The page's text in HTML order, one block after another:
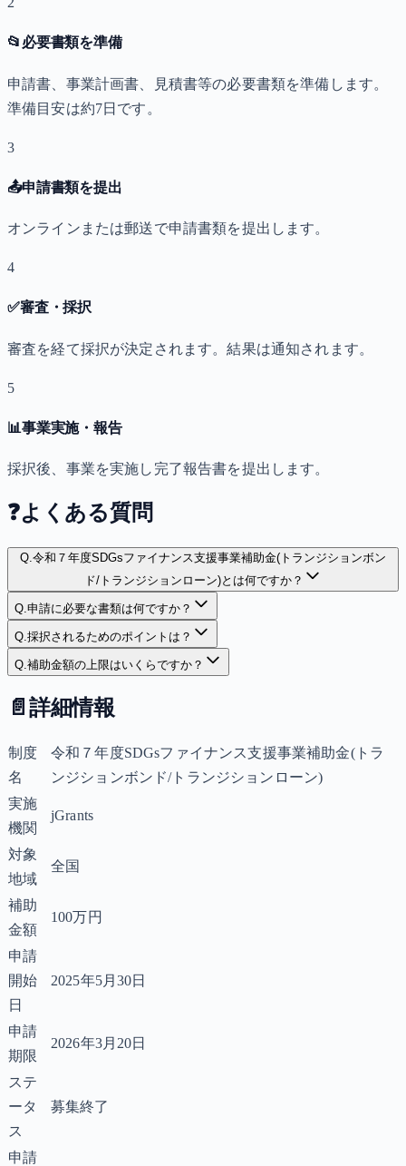
📂 必要書類を準備
申請書、事業計画書、見積書等の必要書類を準備します。
準備目安は約7日です。
3
📤申請書類を提出
オンラインまたは郵送で申請書類を提出します。
4
✅審査・採択
審査を経て採択が決定されます。結果は通知されます。
5
📊事業実施・報告
採択後、事業を実施し完了報告書を提出します。
❓よくある質問
Q.令和７年度SDGsファイナンス支援事業補助金(トランジションボン
ド/トランジションローン)とは何ですか？
Q.申請に必要な書類は何ですか？
Q.採択されるためのポイントは？
Q.補助金額の上限はいくらですか？
📄 詳細情報
制度
名
令和７年度SDGsファイナンス支援事業補助金(トラ
ンジションボンド/トランジションローン)
実施
機関
jGrants
対象
地域
全国
補助
金額
100万円
申請
開始
日
2025年5月30日
申請
期限
2026年3月20日
ステ
ータ
ス
募集終了
申請